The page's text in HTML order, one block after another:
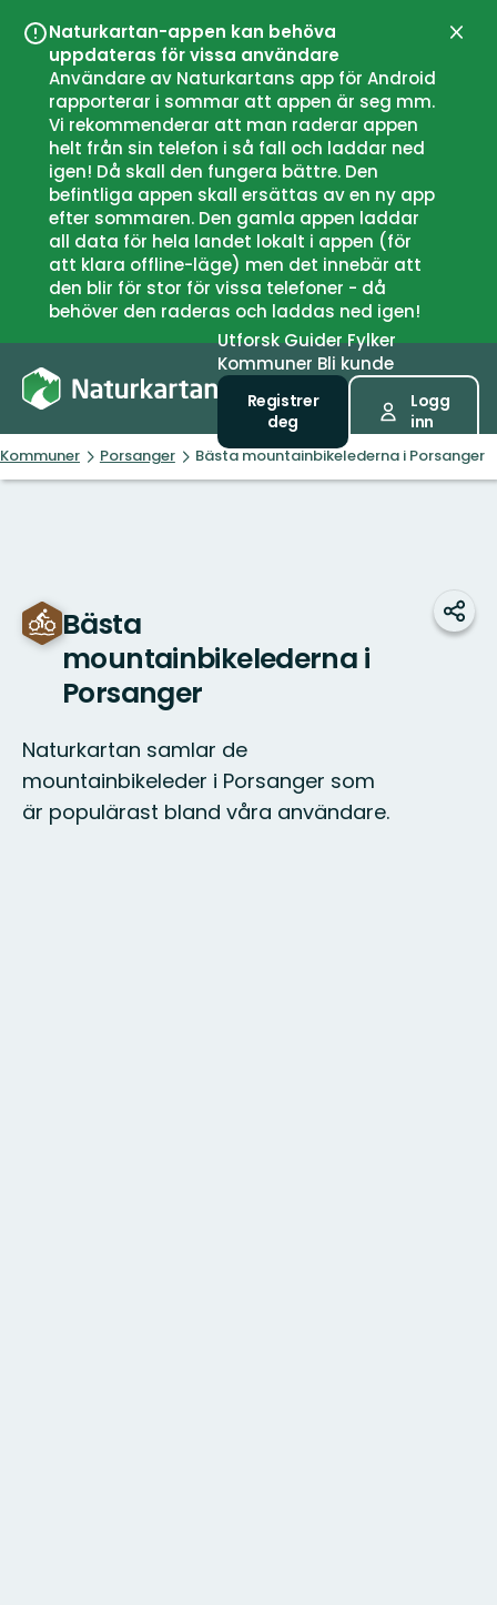
Naturkartan-appen kan behöva
uppdateras för vissa användare
Användare av Naturkartans app för Android
rapporterar i sommar att appen är seg mm.
Vi rekommenderar att man raderar appen
helt från sin telefon i så fall och laddar ned
igen! Då skall den fungera bättre. Den
befintliga appen skall ersättas av en ny app
efter sommaren. Den gamla appen laddar
all data för hela landet lokalt i appen (för
att klara offline-läge) men det innebär att
den blir för stor för vissa telefoner - då
behöver den raderas och laddas ned igen!
Lukk
UtforskGuiderFylker
Kommuner Bli kunde
Registrer
deg
Logg
inn
Kommuner Porsanger Bästa mountainbikelederna i Porsanger
Bästa
mountainbikelederna i
Porsanger
Naturkartan samlar de
mountainbikeleder i Porsanger som
är populärast bland våra användare.
Del